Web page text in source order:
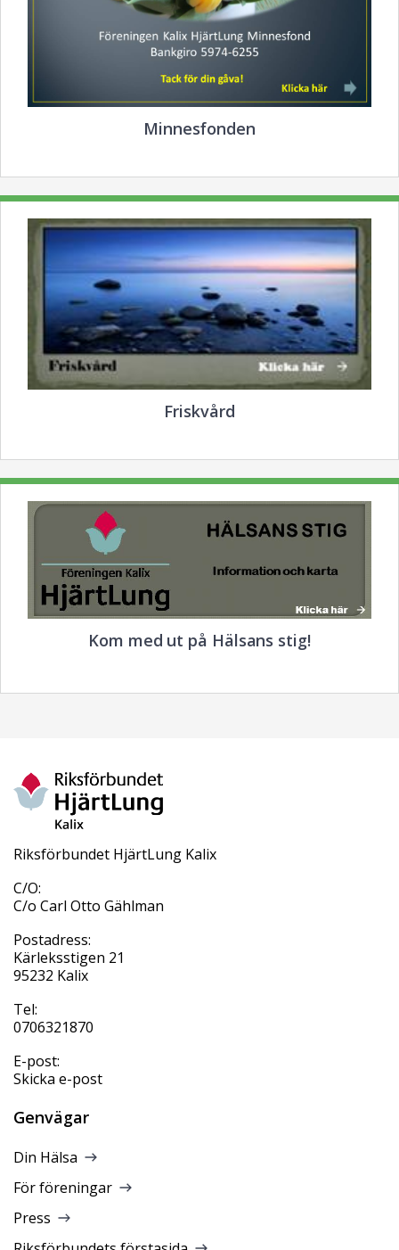
Minnesfonden
Friskvård
Kom med ut på Hälsans stig!
Riksförbundet HjärtLung Kalix
C/O:
C/o Carl Otto Gählman
Postadress:
Kärleksstigen 21
95232 Kalix
Tel:
0706321870
E-post:
Skicka e-post
Genvägar
Din Hälsa
För föreningar
Press